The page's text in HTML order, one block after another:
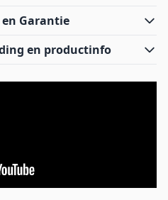
Garantie
en productinfo